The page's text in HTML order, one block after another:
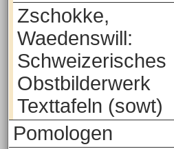
Zschokke,
Waedenswill:
Schweizerisches
Obstbilderwerk
Texttafeln (sowt)
Pomologen